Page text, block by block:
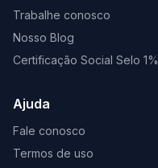
Trabalhe conosco
Nosso Blog
Certificação Social Selo 1%
Ajuda
Fale conosco
Termos de uso